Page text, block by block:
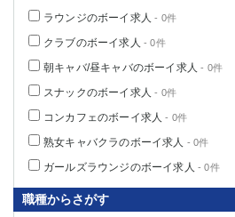
ラウンジのボーイ求人 - 0件
クラブのボーイ求人 - 0件
朝キャバ/昼キャバのボーイ求人 - 0件
スナックのボーイ求人 - 0件
コンカフェのボーイ求人 - 0件
熟女キャバクラのボーイ求人 - 0件
ガールズラウンジのボーイ求人 - 0件
職種からさがす